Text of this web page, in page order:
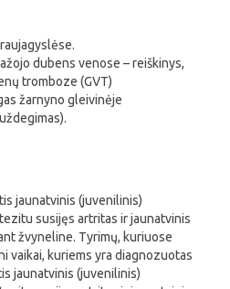
dubens venose – reiškinys,
tromboze (GVT)
žarnyno gleivinėje
jaunatvinis (juvenilinis)
susijęs artritas ir jaunatvinis
žvyneline. Tyrimų, kuriuose
vaikai, kuriems yra diagnozuotas
jaunatvinis (juvenilinis)